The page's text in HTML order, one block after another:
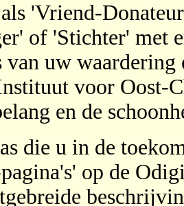
'Vriend-
of 'Stichter' met
uw waardering
voor Oost-
en de
die u in de
op de